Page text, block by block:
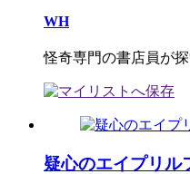
WH
怪奇専門の書店員が
疑心のエイプリル